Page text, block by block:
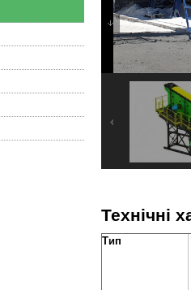
Технічні
Тип